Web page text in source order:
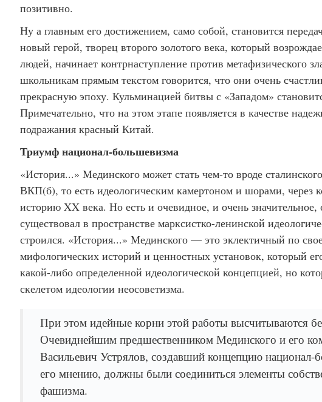
позитивно.
Ну а главным его достижением, само собой, становится
новый герой, творец второго золотого века, который
людей, начинает контрнаступление против метафизического
школьникам прямым текстом говорится, что они очень
прекрасную эпоху. Кульминацией битвы с «Западом»
Примечательно, что на этом этапе появляется в качестве
подражания красный Китай.
Триумф национал-большевизма
«История...» Мединского может стать чем-то вроде
ВКП(б), то есть идеологическим камертоном и шорами, через
историю XX века. Но есть и очевидное, и очень
существовал в пространстве марксистко-ленинской
строился. «История...» Мединского — это эклектичный по
мифологических историй и ценностных установок, который
какой-либо определенной идеологической концепцией, но
скелетом идеологии неосоветизма.
При этом идейные корни этой работы высчитываются
Очевиднейшим предшественником Мединского и его
Васильевич Устрялов, создавший концепцию национал-
его мнению, должны были соединиться элементы
фашизма.